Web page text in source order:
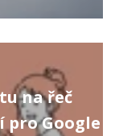
na řeč
pro Google